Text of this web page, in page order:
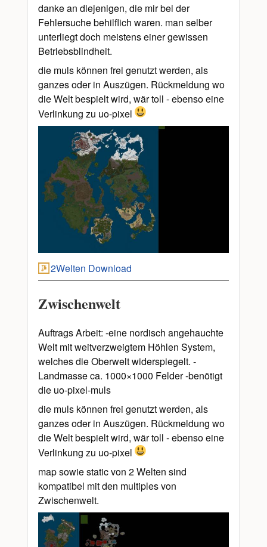
danke an diejenigen, die mir bei der
Fehlersuche behilflich waren. man selber
unterliegt doch meistens einer gewissen
Betriebsblindheit.
die muls können frei genutzt werden, als
ganzes oder in Auszügen. Rückmeldung wo
die Welt bespielt wird, wär toll - ebenso eine
Verlinkung zu uo-pixel
2Welten Download
Zwischenwelt
Auftrags Arbeit: -eine nordisch angehauchte
Welt mit weitverzweigtem Höhlen System,
welches die Oberwelt widerspiegelt. -
Landmasse ca. 1000×1000 Felder -benötigt
die uo-pixel-muls
die muls können frei genutzt werden, als
ganzes oder in Auszügen. Rückmeldung wo
die Welt bespielt wird, wär toll - ebenso eine
Verlinkung zu uo-pixel
map sowie static von 2 Welten sind
kompatibel mit den multiples von
Zwischenwelt.